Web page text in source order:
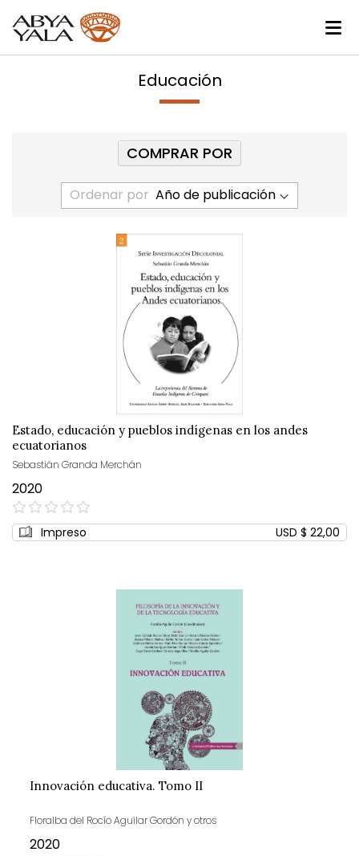
Educación
Ordenar por
Estado, educación y pueblos indígenas en los andes
ecuatorianos
Sebastián Granda Merchán
2020
0%
Impreso USD $ 22,00
Innovación educativa. Tomo II
Floralba del Rocío Aguilar Gordón y otros
2020
COMPRAR POR